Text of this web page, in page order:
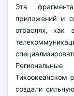
Эта
приложений и
отраслях, как
Тихоокеанском
создали